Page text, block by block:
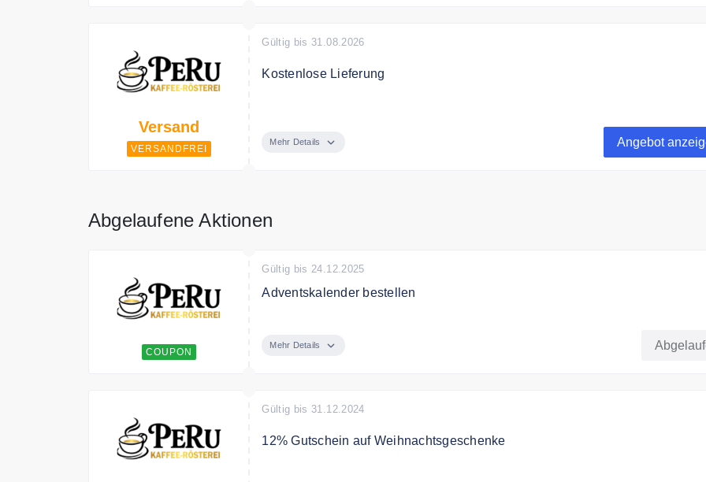
Versand
VERSANDFREI
Gültig bis 31.08.2026
Kostenlose Lieferung
Mehr Details Angebot
Abgelaufene Aktionen
COUPON
Gültig bis 24.12.2025
Adventskalender bestellen
Mehr Details
Gültig bis 31.12.2024
12% Gutschein auf Weihnachtsgeschenke